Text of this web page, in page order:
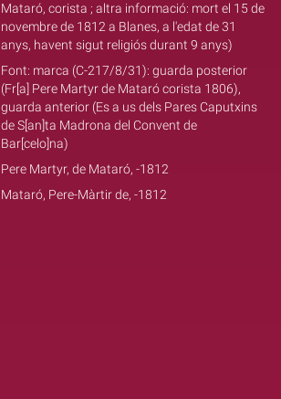
Mataró, corista ; altra informació: mort el 15 de
novembre de 1812 a Blanes, a l'edat de 31
anys, havent sigut religiós durant 9 anys)
Font: marca (C-217/8/31): guarda posterior
(Fr[a] Pere Martyr de Mataró corista 1806),
guarda anterior (Es a us dels Pares Caputxins
de S[an]ta Madrona del Convent de
Bar[celo]na)
Pere Martyr, de Mataró, -1812
Mataró, Pere-Màrtir de, -1812